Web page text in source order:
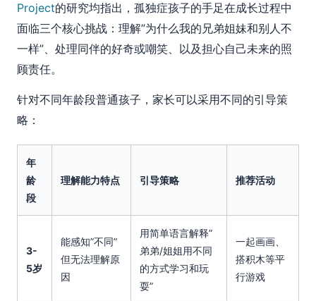
Project的研究均指出，孤独症孩子的手足在成长过程中
面临三个核心挑战：理解”为什么我的兄弟姐妹和别人不
一样”、处理同伴的好奇或嘲笑、以及担心自己未来的照
顾责任。
针对不同年龄段普通孩子，家长可以采用不同的引导策
略：
年
龄
段
理解能力特点 引导策略 推荐活动
3-
5岁
能感知”不同”
但无法理解原
因
用简单语言解释”
弟弟/姐姐用不同
的方式学习和玩
耍”
一起画画、
搭积木等平
行游戏